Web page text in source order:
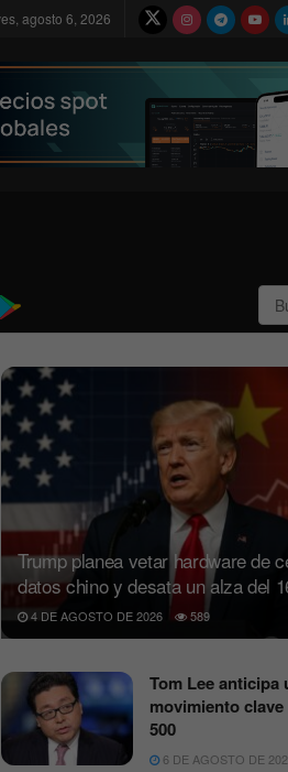
agosto 6, 2026
Trump planea vetar hardware de
datos chino y desata un alza del
4 DE AGOSTO DE 2026 589
Tom Lee anticipa
movimiento
500
6 DE AGOSTO DE